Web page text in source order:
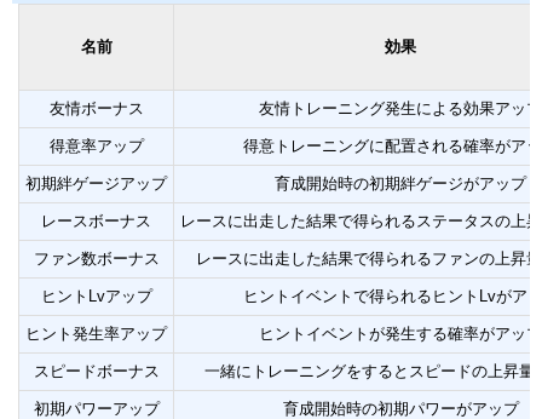
名前 効果
友情ボーナス 友情トレーニング発生による効果アップ
得意率アップ 得意トレーニングに配置される確率がア
初期絆ゲージアップ 育成開始時の初期絆ゲージがアップ
レースボーナス レースに出走した結果で得られるステータスの上
ファン数ボーナス レースに出走した結果で得られるファンの上昇
ヒントLvアップ ヒントイベントで得られるヒントLvがア
ヒント発生率アップ ヒントイベントが発生する確率がアップ
スピードボーナス 一緒にトレーニングをするとスピードの上昇量
初期パワーアップ 育成開始時の初期パワーがアップ